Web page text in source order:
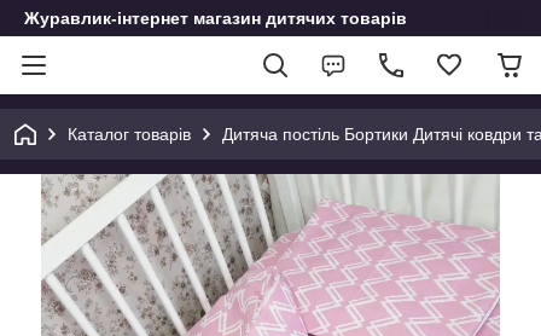
Журавлик-інтернет магазин дитячих товарів
Каталог товарів Дитяча постіль Бортики Дитячі ковдри